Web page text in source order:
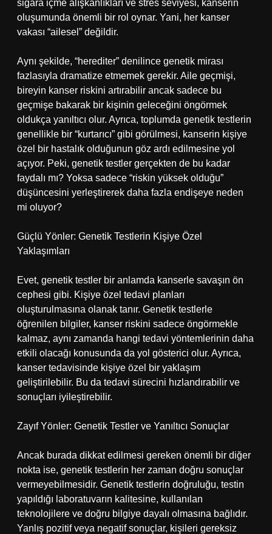
sigara içme alışkanlıkları ve stres seviyesi, kanserin
oluşumunda önemli bir rol oynar. Yani, her kanser
vakası “ailesel” değildir.
Aynı şekilde, “herediter” denilince genetik mirası
fazlasıyla dramatize etmemek gerekir. Aile geçmişi,
bireyin kanser riskini artırabilir ancak sadece bu
geçmişe bakarak bir kişinin geleceğini öngörmek
oldukça yanıltıcı olur. Ayrıca, toplumda genetik testlerin
genellikle bir “kurtarıcı” gibi görülmesi, kanserin kişiye
özel bir hastalık olduğunun göz ardı edilmesine yol
açıyor. Peki, genetik testler gerçekten de bu kadar
faydalı mı? Yoksa sadece “riskin yüksek olduğu”
düşüncesini yerleştirerek daha fazla endişeye neden
mi oluyor?
Güçlü Yönler: Genetik Testlerin Kişiye Özel
Yaklaşımları
Evet, genetik testler bir anlamda kanserle savaşın ön
cephesi gibi. Kişiye özel tedavi planları
oluşturulmasına olanak tanır. Genetik testlerle
öğrenilen bilgiler, kanser riskini sadece öngörmekle
kalmaz, aynı zamanda hangi tedavi yöntemlerinin daha
etkili olacağı konusunda da yol gösterici olur. Ayrıca,
kanser tedavisinde kişiye özel bir yaklaşım
geliştirilebilir. Bu da tedavi sürecini hızlandırabilir ve
sonuçları iyileştirebilir.
Zayıf Yönler: Genetik Testler ve Yanıltıcı Sonuçlar
Ancak burada dikkat edilmesi gereken önemli bir diğer
nokta ise, genetik testlerin her zaman doğru sonuçlar
vermeyebilmesidir. Genetik testlerin doğruluğu, testin
yapıldığı laboratuvarın kalitesine, kullanılan
teknolojilere ve doğru bilgiye dayalı olmasına bağlıdır.
Yanlış pozitif veya negatif sonuçlar, kişileri gereksiz